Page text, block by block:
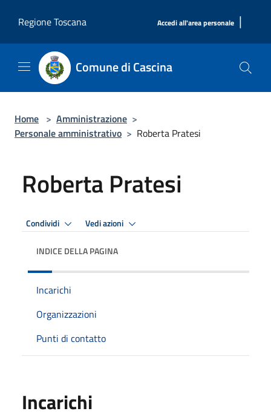
Regione Toscana
Accedi all'area personale |
Comune di Cascina
Home > Amministrazione >
Personale amministrativo > Roberta Pratesi
Roberta Pratesi
Condividi Vedi azioni
INDICE DELLA PAGINA
Incarichi
Organizzazioni
Punti di contatto
Incarichi